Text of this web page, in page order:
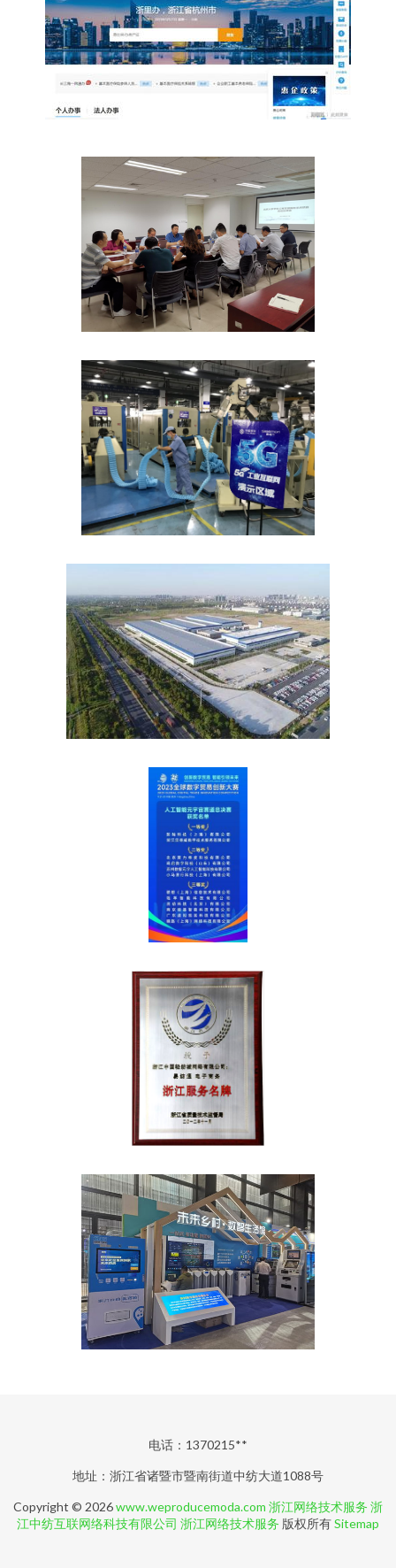
电话：1370215**
地址：浙江省诸暨市暨南街道中纺大道1088号
Copyright © 2026www.weproducemoda.com 浙江网络技术服务 浙
江中纺互联网络科技有限公司 浙江网络技术服务 版权所有Sitemap